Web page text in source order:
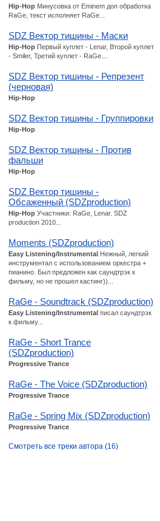
Hip-Hop Минусовка от Eminem доп обработка
RaGe, текст исполняет RaGe...
SDZ Вектор тишины - Маски
Hip-Hop Первый куплет - Lenar, Второй куплет
- Smiler, Третий куплет - RaGe....
SDZ Вектор тишины - Репрезент
(черновая)
Hip-Hop
SDZ Вектор тишины - Группировки
Hip-Hop
SDZ Вектор тишины - Против
фальши
Hip-Hop
SDZ Вектор тишины -
Обсаженный (SDZproduction)
Hip-Hop Участники: RaGe, Lenar. SDZ
production 2010...
Moments (SDZproduction)
Easy Listening/Instrumental Нежный, легкий
инструментал с использованием оркестра +
пианино. Был предложен как саундтрэк к
фильму, но не прошел кастинг))...
RaGe - Soundtrack (SDZproduction)
Easy Listening/Instrumental писал саундтрэк
к фильму...
RaGe - Short Trance
(SDZproduction)
Progressive Trance
RaGe - The Voice (SDZproduction)
Progressive Trance
RaGe - Spring Mix (SDZproduction)
Progressive Trance
Смотреть все треки автора (16)